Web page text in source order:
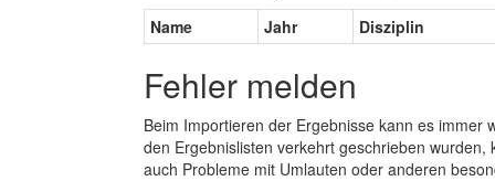
Name Jahr Disziplin
Fehler melden
Beim Importieren der Ergebnisse kann es
den Ergebnislisten verkehrt geschrieben
auch Probleme mit Umlauten oder anderen